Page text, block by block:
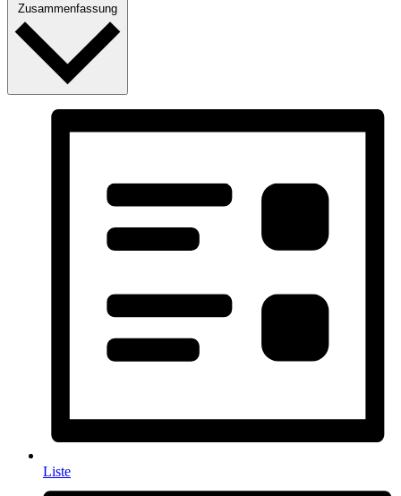
Zusammenfassung
Liste